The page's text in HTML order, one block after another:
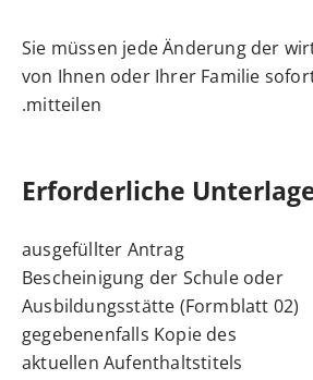
Sie müssen jede Änderung der
von Ihnen oder Ihrer Familie
mitteilen.
Erforderliche
ausgefüllter Antrag
Bescheinigung der Schule oder
Ausbildungsstätte (Formblatt 02)
gegebenenfalls Kopie des
aktuellen Aufenthaltstitels